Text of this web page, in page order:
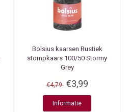
Bolsius kaarsen Rustiek
stompkaars 100/50 Stormy
Grey
€4,79 €3,99
Informatie